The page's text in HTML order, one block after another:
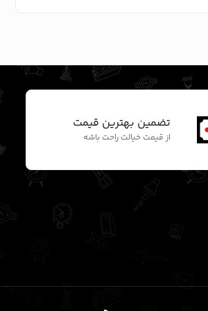
تضمین بهترین قیمت
از قیمت خیالت راحت باشه